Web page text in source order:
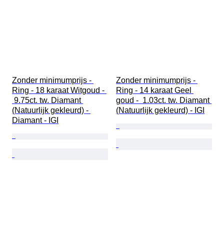
Zonder minimumprijs -
Ring - 18 karaat Witgoud -
9.75ct. tw. Diamant
(Natuurlijk gekleurd) -
Diamant - IGI
Zonder minimumprijs -
Ring - 14 karaat Geel
goud -  1.03ct. tw. Diamant
(Natuurlijk gekleurd) - IGI